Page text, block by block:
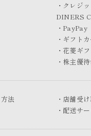
・クレジ
DINERS
・PayPay
・ギフト
・花菱ギ
・株主優
法
・店舗受
・配送サ